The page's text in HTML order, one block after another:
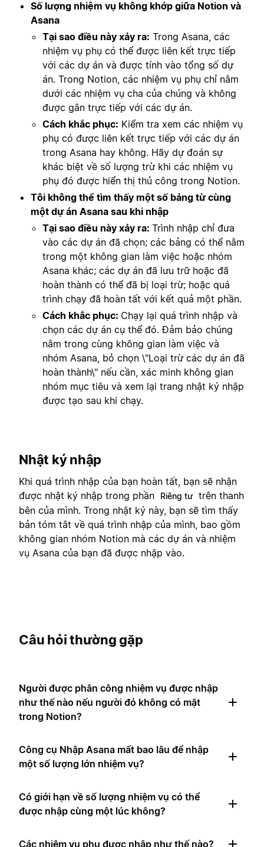
Số lượng nhiệm vụ không khớp giữa Notion và
Asana
Tại sao điều này xảy ra: Trong Asana, các
nhiệm vụ phụ có thể được liên kết trực tiếp
với các dự án và được tính vào tổng số dự
án. Trong Notion, các nhiệm vụ phụ chỉ nằm
dưới các nhiệm vụ cha của chúng và không
được gắn trực tiếp với các dự án.
Cách khắc phục: Kiểm tra xem các nhiệm vụ
phụ có được liên kết trực tiếp với các dự án
trong Asana hay không. Hãy dự đoán sự
khác biệt về số lượng trừ khi các nhiệm vụ
phụ đó được hiển thị thủ công trong Notion.
Tôi không thể tìm thấy một số bảng từ cùng
một dự án Asana sau khi nhập
Tại sao điều này xảy ra: Trình nhập chỉ đưa
vào các dự án đã chọn; các bảng có thể nằm
trong một không gian làm việc hoặc nhóm
Asana khác; các dự án đã lưu trữ hoặc đã
hoàn thành có thể đã bị loại trừ; hoặc quá
trình chạy đã hoàn tất với kết quả một phần.
Cách khắc phục: Chạy lại quá trình nhập và
chọn các dự án cụ thể đó. Đảm bảo chúng
nằm trong cùng không gian làm việc và
nhóm Asana, bỏ chọn \"Loại trừ các dự án đã
hoàn thành\" nếu cần, xác minh không gian
nhóm mục tiêu và xem lại trang nhật ký nhập
được tạo sau khi chạy.
Nhật ký nhập
Khi quá trình nhập của bạn hoàn tất, bạn sẽ nhận
được nhật ký nhập trong phần
Riêng tư trên thanh
bên của mình. Trong nhật ký này, bạn sẽ tìm thấy
bản tóm tắt về quá trình nhập của mình, bao gồm
không gian nhóm Notion mà các dự án và nhiệm
vụ Asana của bạn đã được nhập vào.
Câu hỏi thường gặp
Người được phân công nhiệm vụ được nhập
như thế nào nếu người đó không có mặt
trong Notion?
Công cụ Nhập Asana mất bao lâu để nhập
một số lượng lớn nhiệm vụ?
Có giới hạn về số lượng nhiệm vụ có thể
được nhập cùng một lúc không?
Các nhiệm vụ phụ được nhập như thế nào?